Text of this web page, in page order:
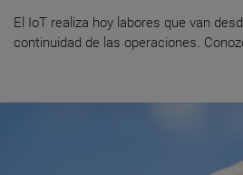
El IoT realiza hoy labores que van
continuidad de las operaciones.